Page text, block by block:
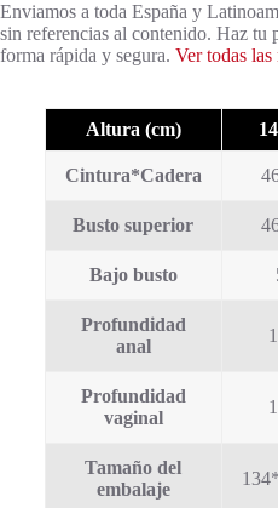
Enviamos a toda España y
sin referencias al contenido. Haz tu
forma rápida y segura. Ver todas las
Altura (cm)
Cintura*Cadera
Busto superior
Bajo busto
Profundidad
anal
Profundidad
vaginal
Tamaño del
embalaje